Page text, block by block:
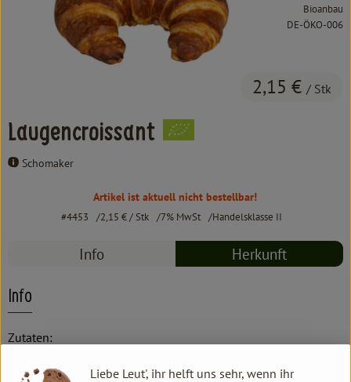
Kochen & Backen
Süß & Pikant
Einkaufen
Laugencroissant
Schomaker
2,15 € / Stk
Bioanbau
, Kontrollstelle:
DE-ÖKO-006
Artikel ist aktuell nicht bestellbar!
#4453 2,15 €/ Stk 7% MwSt Handelsklasse II
Info Herkunft
Info
Zutaten:
Liebe Leut', ihr helft uns sehr, wenn ihr